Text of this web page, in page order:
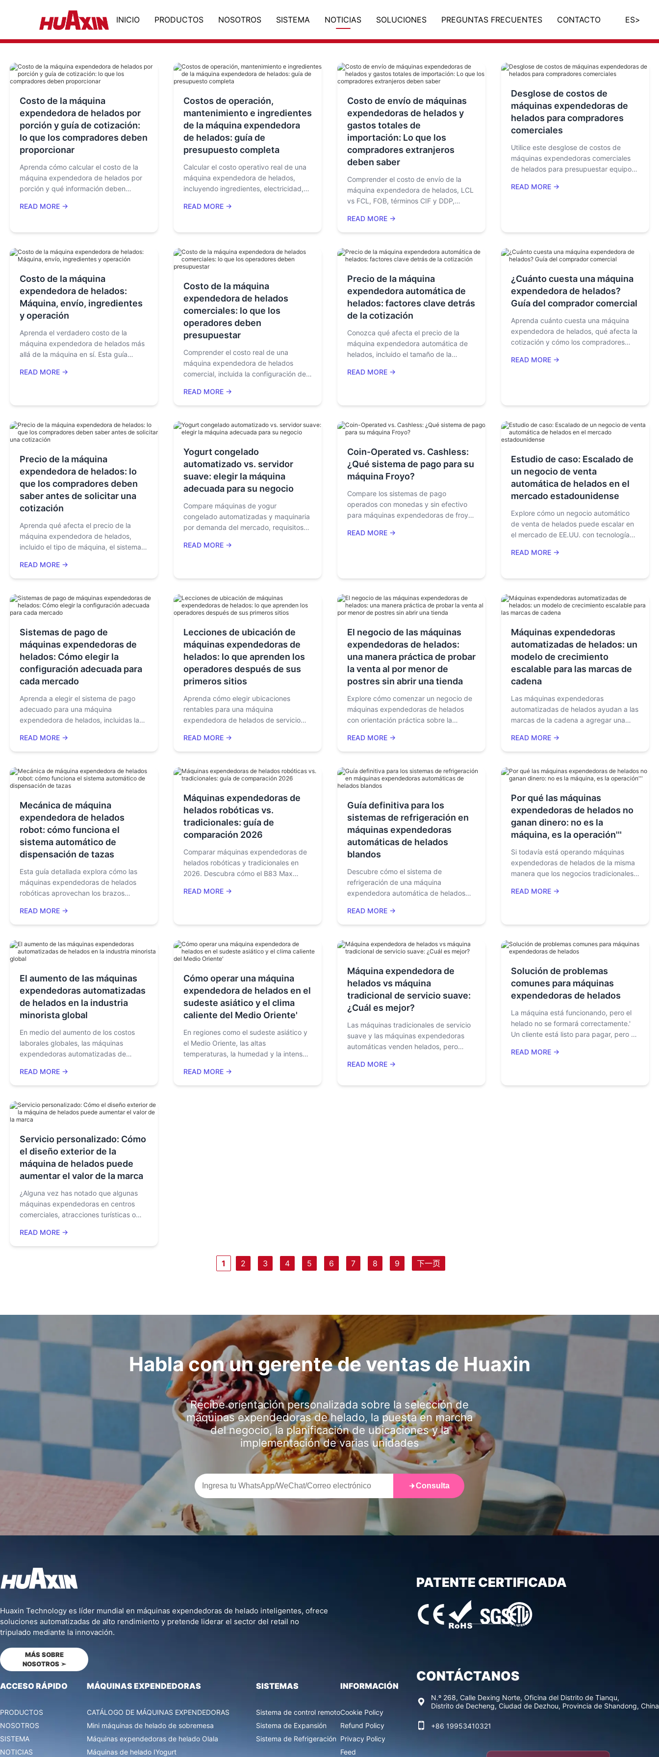
INICIO PRODUCTOS NOSOTROS SISTEMA NOTICIAS SOLUCIONES PREGUNTAS FRECUENTES CONTACTO ES>
Costo de la máquina
expendedora de helados por
porción y guía de cotización:
lo que los compradores deben
proporcionar
Aprenda cómo calcular el costo de la
máquina expendedora de helados por
porción y qué información deben
recibir una cotización precisa de la
READ MORE →
Costos de operación,
mantenimiento e ingredientes
de la máquina expendedora
de helados: guía de
presupuesto completa
Calcular el costo operativo real de una
máquina expendedora de helados,
incluyendo ingredientes, electricidad,
tarifas de pago, costos del sitio y
READ MORE →
Costo de envío de máquinas
expendedoras de helados y
gastos totales de
importación: Lo que los
compradores extranjeros
deben saber
Comprender el costo de envío de la
máquina expendedora de helados, LCL
vs FCL, FOB, términos CIF y DDP,
impuestos, cargos portuarios y costo
total desembarcado antes de importar
READ MORE →
Desglose de costos de
máquinas expendedoras de
helados para compradores
comerciales
Utilice este desglose de costos de
máquinas expendedoras comerciales
de helados para presupuestar equipos,
importación, ingredientes,
READ MORE →
Costo de la máquina
expendedora de helados:
Máquina, envío, ingredientes
y operación
Aprenda el verdadero costo de la
máquina expendedora de helados más
allá de la máquina en sí. Esta guía
el envío, los ingredientes, los gastos
READ MORE →
Costo de la máquina
expendedora de helados
comerciales: lo que los
operadores deben
presupuestar
Comprender el costo real de una
máquina expendedora de helados
comercial, incluida la configuración del
los derechos, los consumibles, las
tarifas de ubicación, las piezas de
READ MORE →
Precio de la máquina
expendedora automática de
helados: factores clave detrás
de la cotización
Conozca qué afecta el precio de la
máquina expendedora automática de
helados, incluido el tamaño de la
de pago, la capacidad, la
postventa.
READ MORE →
¿Cuánto cuesta una máquina
expendedora de helados?
Guía del comprador comercial
Aprenda cuánto cuesta una máquina
expendedora de helados, qué afecta la
cotización y cómo los compradores
de pago, envío, derechos, consumibles
READ MORE →
Precio de la máquina
expendedora de helados: lo
que los compradores deben
saber antes de solicitar una
cotización
Aprenda qué afecta el precio de la
máquina expendedora de helados,
incluido el tipo de máquina, el sistema
remoto, el envío, la personalización y el
costo total de aterrizaje antes de
READ MORE →
Yogurt congelado
automatizado vs. servidor
suave: elegir la máquina
adecuada para su negocio
Compare máquinas de yogur
congelado automatizadas y maquinaria
por demanda del mercado, requisitos
márgenes de beneficio y estrategia de
READ MORE →
Coin-Operated vs. Cashless:
¿Qué sistema de pago para su
máquina Froyo?
Compare los sistemas de pago
operados con monedas y sin efectivo
para máquinas expendedoras de froyo
sistemas de monedas todavía
automática de pagos múltiples.
READ MORE →
Estudio de caso: Escalado de
un negocio de venta
automática de helados en el
mercado estadounidense
Explore cómo un negocio automático
de venta de helados puede escalar en
el mercado de EE.UU. con tecnología
operaciones de ahorro de mano de
administración de sitios basada en
READ MORE →
Sistemas de pago de
máquinas expendedoras de
helados: Cómo elegir la
configuración adecuada para
cada mercado
Aprenda a elegir el sistema de pago
adecuado para una máquina
expendedora de helados, incluidas las
Pay, Toshiba, Ingenico, Square,
aceptadores de monedas, y el impacto
READ MORE →
Lecciones de ubicación de
máquinas expendedoras de
helados: lo que aprenden los
operadores después de sus
primeros sitios
Aprenda cómo elegir ubicaciones
rentables para una máquina
expendedora de helados de servicio
selección de sitios, errores comunes del
operador, factores de ROI y
campo de Huaxin.'
READ MORE →
El negocio de las máquinas
expendedoras de helados:
una manera práctica de probar
la venta al por menor de
postres sin abrir una tienda
Explore cómo comenzar un negocio de
máquinas expendedoras de helados
con orientación práctica sobre la
ubicación, estimación del ROI, elección
de equipos y planificación de
READ MORE →
Máquinas expendedoras
automatizadas de helados: un
modelo de crecimiento
escalable para las marcas de
cadena
Las máquinas expendedoras
automatizadas de helados ayudan a las
marcas de la cadena a agregar una
estandarizada y de baja mano de obra
con administración remota, producción
READ MORE →
Mecánica de máquina
expendedora de helados
robot: cómo funciona el
sistema automático de
dispensación de tazas
Esta guía detallada explora cómo las
máquinas expendedoras de helados
robóticas aprovechan los brazos
los sistemas anti-goteo y el monitoreo
remoto de IoT para lograr una
menores tasas de atasco de tazas y
aumentar la eficiencia operativa y el
READ MORE →
Máquinas expendedoras de
helados robóticas vs.
tradicionales: guía de
comparación 2026
Comparar máquinas expendedoras de
helados robóticas y tradicionales en
2026. Descubra cómo el B83 Max
ubicaciones de alto tráfico a través de
períodos de retorno de inversión más
READ MORE →
Guía definitiva para los
sistemas de refrigeración en
máquinas expendedoras
automáticas de helados
blandos
Descubre cómo el sistema de
refrigeración de una máquina
expendedora automática de helados
eficiencia operativa, la seguridad
alimentaria y el retorno de la inversión.
compresores, refrigerantes ecológicos,
preservación de preenfriamiento,
control inteligente de temperatura y
tecnologías de congelación rápida se
aplican en las máquinas expendedoras
comerciales modernas de helados
blandos.
READ MORE →
Por qué las máquinas
expendedoras de helados no
ganan dinero: no es la
máquina, es la operación'''
Si todavía está operando máquinas
expendedoras de helados de la misma
manera que los negocios tradicionales
perdiendo dinero sin darse cuenta.La
determinada por el equipo en sí, sino
READ MORE →
El aumento de las máquinas
expendedoras automatizadas
de helados en la industria
minorista global
En medio del aumento de los costos
laborales globales, las máquinas
expendedoras automatizadas de
herramienta crucial para la
transformación de las industrias de
proporcionará un análisis detallado
desde cuatro perspectivas: estructura
de casos del mundo real y cálculo del
ROI, para explorar cómo el comercio
minorista no tripulado puede lograr
generación de ingresos 24 / 7 y
READ MORE →
Cómo operar una máquina
expendedora de helados en el
sudeste asiático y el clima
caliente del Medio Oriente'
En regiones como el sudeste asiático y
el Medio Oriente, las altas
temperaturas, la humedad y la intensa
desafíos para las máquinas
expendedoras de helados. Una
READ MORE →
Máquina expendedora de
helados vs máquina
tradicional de servicio suave:
¿Cuál es mejor?
Las máquinas tradicionales de servicio
suave y las máquinas expendedoras
automáticas venden helados, pero
completamente diferentes. Si está
READ MORE →
Solución de problemas
comunes para máquinas
expendedoras de helados
La máquina está funcionando, pero el
helado no se formará correctamente.'
Un cliente está listo para pagar, pero el
se detiene repentinamente, y nadie
está rota, pero la realidad a menudo es
READ MORE →
Servicio personalizado: Cómo
el diseño exterior de la
máquina de helados puede
aumentar el valor de la marca
¿Alguna vez has notado que algunas
máquinas expendedoras en centros
comerciales, atracciones turísticas o
colas, mientras que otras, incluso
colocadas en las zonas más
READ MORE →
1 2 3 4 5 6 7 8 9 下一页
Habla con un gerente de ventas de Huaxin
Recibe orientación personalizada sobre la selección de
máquinas expendedoras de helado, la puesta en marcha
del negocio, la planificación de ubicaciones y la
implementación de varias unidades
Consulta
Huaxin Technology es líder mundial en máquinas expendedoras de helado inteligentes, ofrece
soluciones automatizadas de alto rendimiento y pretende liderar el sector del retail no
tripulado mediante la innovación.
MÁS SOBRE
NOSOTROS ➣
ACCESO RÁPIDO
PRODUCTOS
NOSOTROS
SISTEMA
NOTICIAS
MÁQUINAS EXPENDEDORAS
CATÁLOGO DE MÁQUINAS EXPENDEDORAS
Mini máquinas de helado de sobremesa
Máquinas expendedoras de helado Olala
Máquinas de helado IYogurt
SISTEMAS
Sistema de control remoto
Sistema de Expansión
Sistema de Refrigeración
INFORMACIÓN
Cookie Policy
Refund Policy
Privacy Policy
Feed
PATENTE CERTIFICADA
CONTÁCTANOS
N.º 268, Calle Dexing Norte, Oficina del Distrito de Tianqu,
Distrito de Decheng, Ciudad de Dezhou, Provincia de Shandong, China
+86 19953410321
Hi, Thank you very much for
your interest in our ice cream
vending machine. I am your
project consultant and welcome